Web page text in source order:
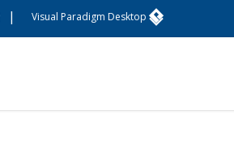
Visual Paradigm Desktop
|